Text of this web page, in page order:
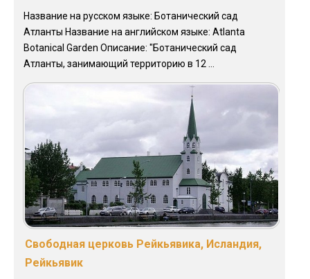
Название на русском языке: Ботанический сад
Атланты Название на английском языке: Atlanta
Botanical Garden Описание: "Ботанический сад
Атланты, занимающий территорию в 12 ...
Свободная церковь Рейкьявика, Исландия,
Рейкьявик